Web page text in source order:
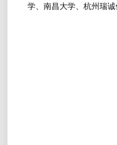
学、南昌大学、杭州瑞